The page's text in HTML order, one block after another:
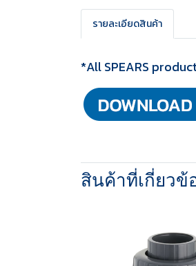
รายละเอียดสินค้า
*All SPEARS
สินค้าที่เกี่ยวข้